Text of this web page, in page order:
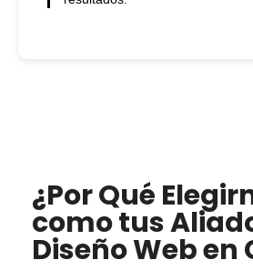
¿Por Qué
como tus
Diseño Web en